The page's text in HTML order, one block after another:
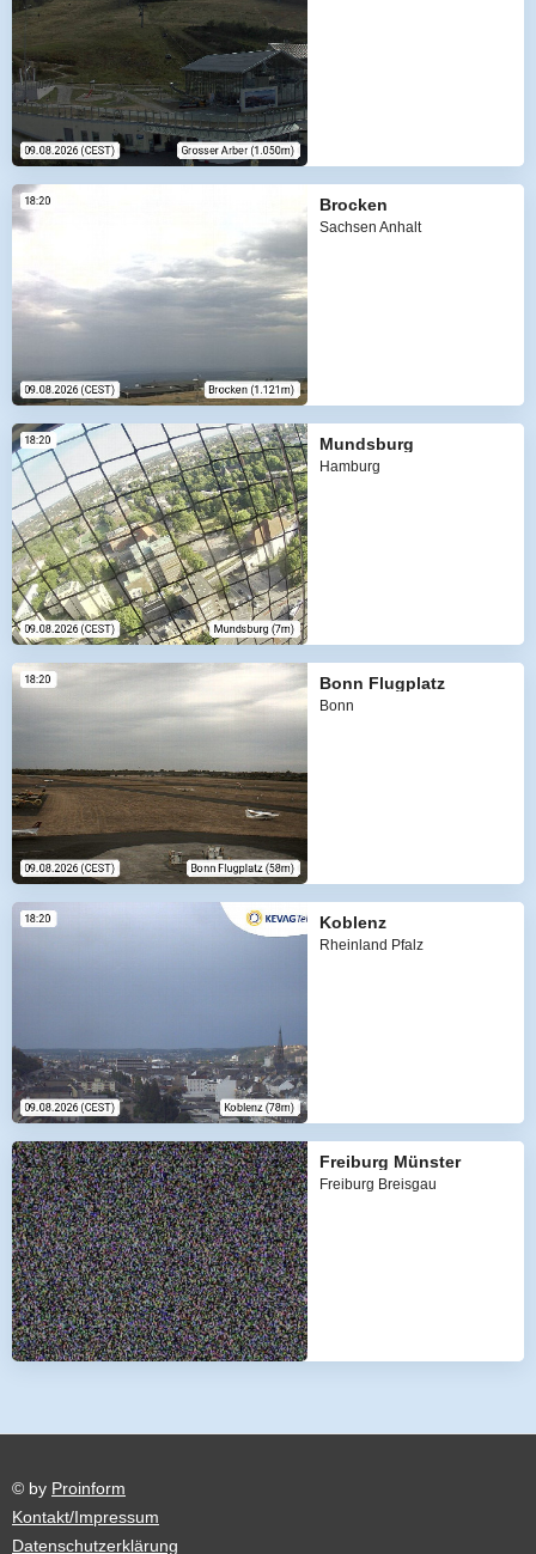
Brocken
Sachsen Anhalt
Mundsburg
Hamburg
Bonn Flugplatz
Bonn
Koblenz
Rheinland Pfalz
Freiburg Münster
Freiburg Breisgau
© by Proinform
Kontakt/Impressum
Datenschutzerklärung